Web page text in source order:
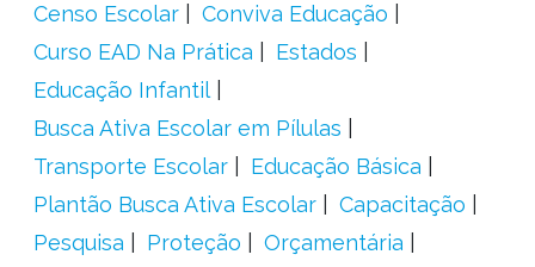
Censo Escolar
Conviva Educação
Curso EAD Na Prática
Estados
Educação Infantil
Busca Ativa Escolar em Pílulas
Transporte Escolar
Educação Básica
Plantão Busca Ativa Escolar
Capacitação
Pesquisa
Proteção
Orçamentária